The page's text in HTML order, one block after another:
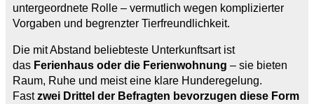
untergeordnete Rolle – vermutlich wegen komplizierter
Vorgaben und begrenzter Tierfreundlichkeit.
Die mit Abstand beliebteste Unterkunftsart ist
das Ferienhaus oder die Ferienwohnung – sie bieten
Raum, Ruhe und meist eine klare Hunderegelung.
Fastzwei Drittel der Befragten bevorzugen diese Form